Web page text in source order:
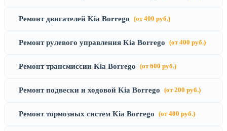
Ремонт двигателей Kia Borrego (от 400 руб.)
Ремонт рулевого управления Kia Borrego (от 400 руб.)
Ремонт трансмиссии Kia Borrego (от 600 руб.)
Ремонт подвески и ходовой Kia Borrego (от 200 руб.)
Ремонт тормозных систем Kia Borrego (от 400 руб.)